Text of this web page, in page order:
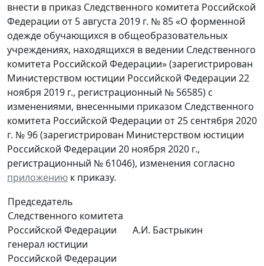
внести в приказ Следственного комитета Российской
Федерации от 5 августа 2019 г. № 85 «О форменной
одежде обучающихся в общеобразовательных
учреждениях, находящихся в ведении Следственного
комитета Российской Федерации» (зарегистрирован
Министерством юстиции Российской Федерации 22
ноября 2019 г., регистрационный № 56585) с
изменениями, внесенными приказом Следственного
комитета Российской Федерации от 25 сентября 2020
г. № 96 (зарегистрирован Министерством юстиции
Российской Федерации 20 ноября 2020 г.,
регистрационный № 61046), изменения согласно
приложению к приказу.
Председатель
Следственного комитета
Российской Федерации
генерал юстиции
Российской Федерации
А.И. Бастрыкин